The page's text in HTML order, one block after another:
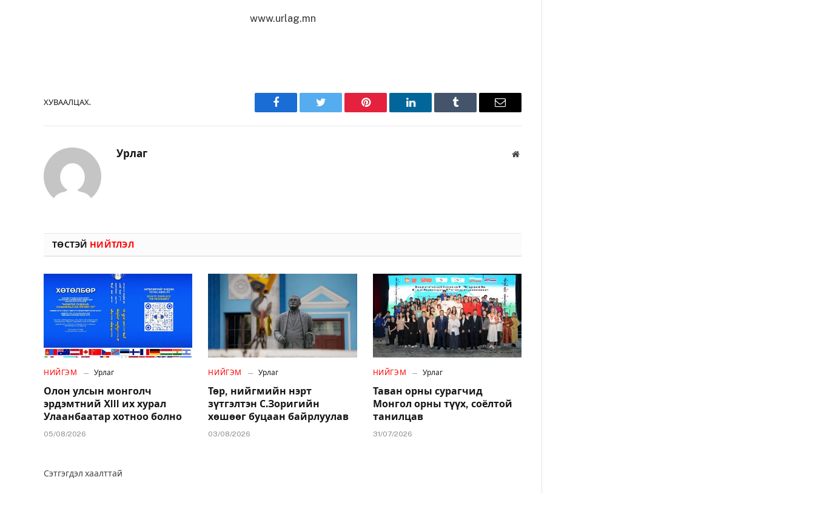
www.urlag.mn
ХУВААЛЦАХ.
Facebook Twitter Pinterest LinkedIn Tumblr Имэйл
Урлаг Вэбсайт
ТӨСТЭЙ НИЙТЛЭЛ
НИЙГЭМ Урлаг
Олон улсын монголч
эрдэмтний XIII их хурал
Улаанбаатар хотноо болно
05/08/2026
НИЙГЭМ Урлаг
Төр, нийгмийн нэрт
зүтгэлтэн С.Зоригийн
хөшөөг буцаан байрлуулав
03/08/2026
НИЙГЭМ Урлаг
Таван орны сурагчид
Монгол орны түүх, соёлтой
танилцав
31/07/2026
Сэтгэгдэл хаалттай